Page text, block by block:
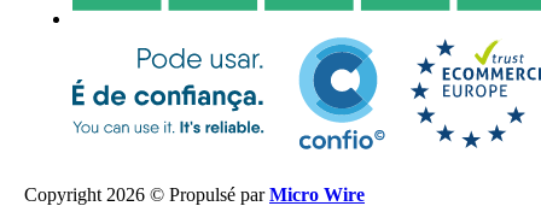
Copyright 2026 © Propulsé parMicro Wire